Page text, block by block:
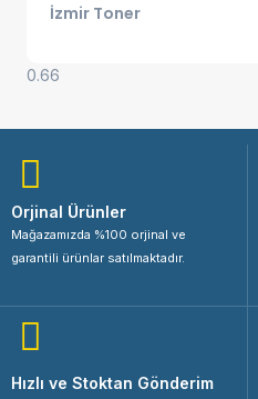
İzmir Toner
Orjinal Ürünler
Mağazamızda %100 orjinal ve
garantili ürünlar satılmaktadır.
Hızlı ve Stoktan Gönderim